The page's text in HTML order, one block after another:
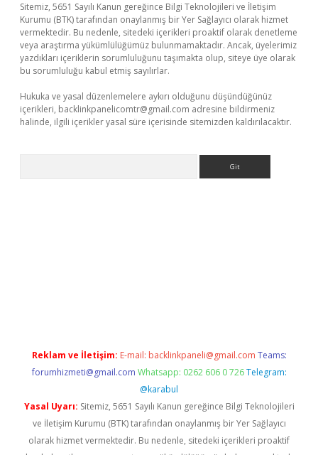
Sitemiz, 5651 Sayılı Kanun gereğince Bilgi Teknolojileri ve İletişim
Kurumu (BTK) tarafından onaylanmış bir Yer Sağlayıcı olarak hizmet
vermektedir. Bu nedenle, sitedeki içerikleri proaktif olarak denetleme
veya araştırma yükümlülüğümüz bulunmamaktadır. Ancak, üyelerimiz
yazdıkları içeriklerin sorumluluğunu taşımakta olup, siteye üye olarak
bu sorumluluğu kabul etmiş sayılırlar.
Hukuka ve yasal düzenlemelere aykırı olduğunu düşündüğünüz
içerikleri, backlinkpanelicomtr@gmail.com adresine bildirmeniz
halinde, ilgili içerikler yasal süre içerisinde sitemizden kaldırılacaktır.
Reklam ve İletişim: E-mail: backlinkpaneli@gmail.com Teams:
forumhizmeti@gmail.com Whatsapp: 0262 606 0 726 Telegram:
@karabul
Yasal Uyarı: Sitemiz, 5651 Sayılı Kanun gereğince Bilgi Teknolojileri
ve İletişim Kurumu (BTK) tarafından onaylanmış bir Yer Sağlayıcı
olarak hizmet vermektedir. Bu nedenle, sitedeki içerikleri proaktif